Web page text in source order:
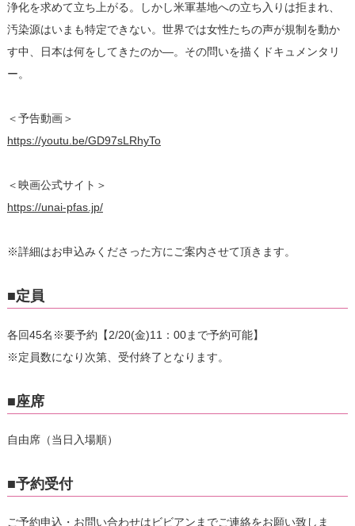
浄化を求めて立ち上がる。しかし米軍基地への立ち入りは拒まれ、
汚染源はいまも特定できない。世界では女性たちの声が規制を動か
す中、日本は何をしてきたのか―。その問いを描くドキュメンタリ
ー。
＜予告動画＞
https://youtu.be/GD97sLRhyTo
＜映画公式サイト＞
https://unai-pfas.jp/
※詳細はお申込みくださった方にご案内させて頂きます。
■定員
各回45名※要予約【2/20(金)11：00まで予約可能】
※定員数になり次第、受付終了となります。
■座席
自由席（当日入場順）
■予約受付
ご予約申込・お問い合わせはビビアンまでご連絡をお願い致しま